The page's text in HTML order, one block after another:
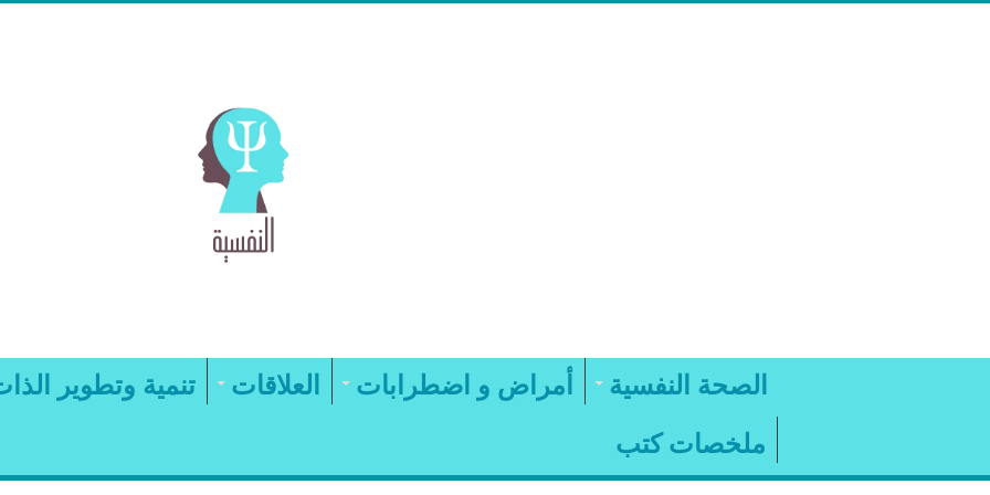
الصحة النفسية أمراض و اضطرابات العلاقات تنمية وتطوير
ملخصات كتب